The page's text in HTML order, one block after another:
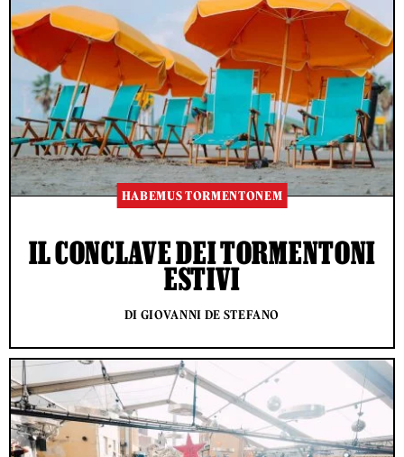
HABEMUS TORMENTONEM
IL CONCLAVE DEI TORMENTONI
ESTIVI
DI GIOVANNI DE STEFANO